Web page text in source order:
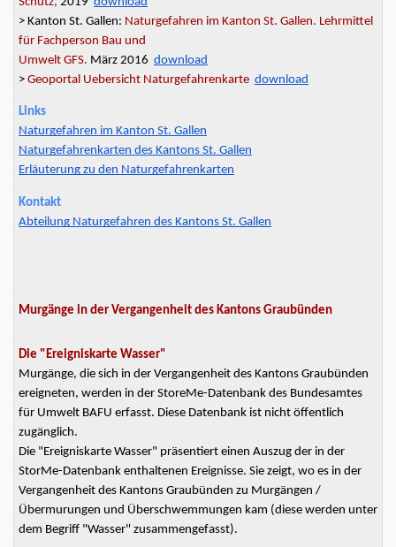
> Kanton St. Gallen: Naturgefahren im Kanton St. Gallen. Lehrmittel
für Fachperson Bau und
Umwelt GFS. März 2016 download
> Geoportal Uebersicht Naturgefahrenkarte download
Links
Naturgefahren im Kanton St. Gallen
Naturgefahrenkarten des Kantons St. Gallen
Erläuterung zu den Naturgefahrenkarten
Kontakt
Abteilung Naturgefahren des Kantons St. Gallen
Murgänge in der Vergangenheit des Kantons Graubünden
Die "Ereigniskarte Wasser"
Murgänge, die sich in der Vergangenheit des Kantons Graubünden
ereigneten, werden in der StoreMe-Datenbank des Bundesamtes
für Umwelt BAFU erfasst. Diese Datenbank ist nicht öffentlich
zugänglich.
Die "Ereigniskarte Wasser" präsentiert einen Auszug der in der
StorMe-Datenbank enthaltenen Ereignisse. Sie zeigt, wo es in der
Vergangenheit des Kantons Graubünden zu Murgängen /
Übermurungen und Überschwemmungen kam (diese werden unter
dem Begriff "Wasser" zusammengefasst).